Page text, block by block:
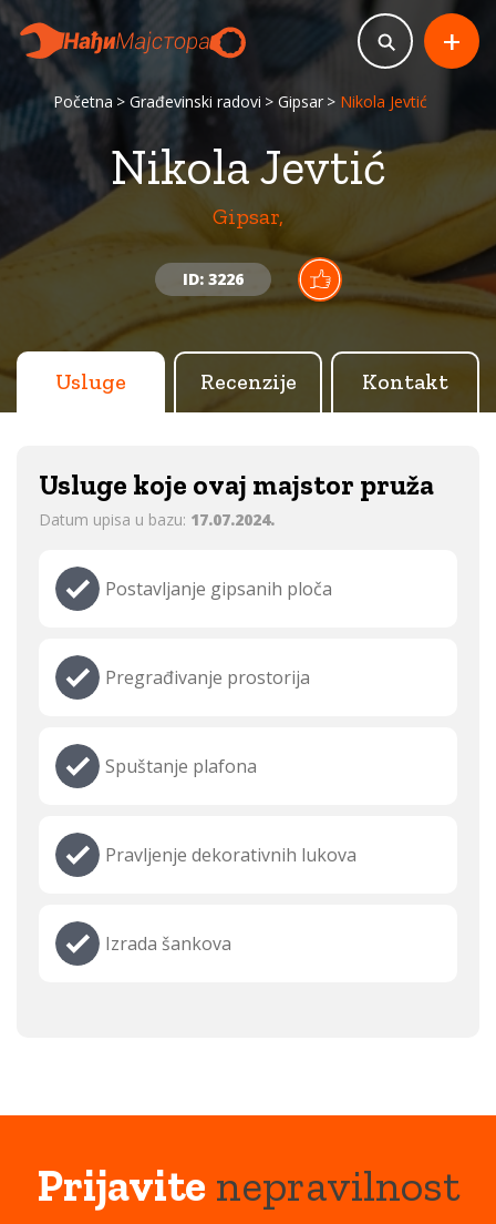
Početna Građevinski radovi Gipsar Nikola Jevtić
Nikola Jevtić
Gipsar,
ID: 3226
+
Usluge Recenzije Kontakt
Usluge koje ovaj majstor pruža
Datum upisa u bazu: 17.07.2024.
Postavljanje gipsanih ploča
Pregrađivanje prostorija
Spuštanje plafona
Pravljenje dekorativnih lukova
Izrada šankova
Prijavitenepravilnost